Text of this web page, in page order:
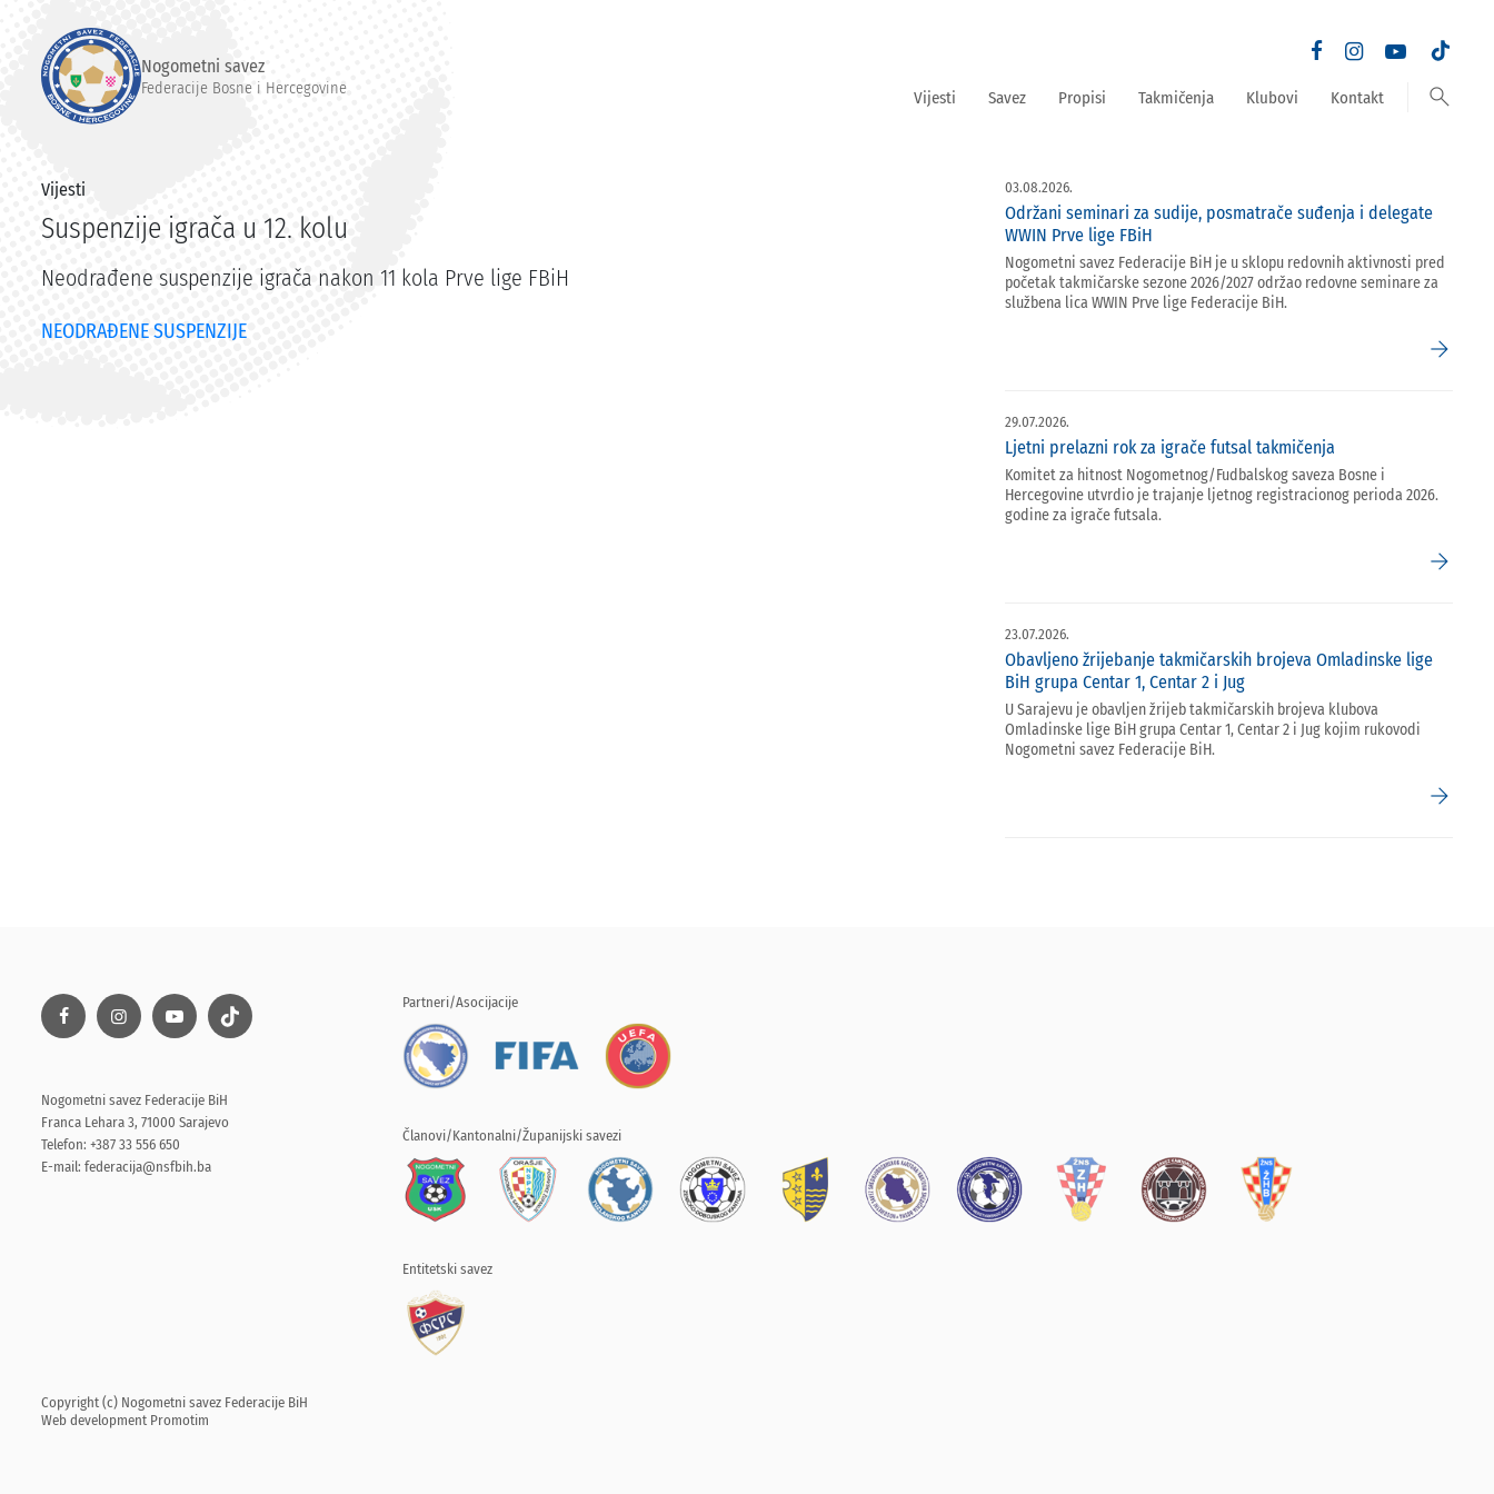
Nogometni savez
Federacije Bosne i Hercegovine Vijesti Savez Propisi Takmičenja Klubovi Kontakt search
Vijesti
Suspenzije igrača u 12. kolu
Neodrađene suspenzije igrača nakon 11 kola Prve lige FBiH
NEODRAĐENE SUSPENZIJE
03.08.2026.
Održani seminari za sudije, posmatrače suđenja i delegate
WWIN Prve lige FBiH
Nogometni savez Federacije BiH je u sklopu redovnih aktivnosti pred
početak takmičarske sezone 2026/2027 održao redovne seminare za
službena lica WWIN Prve lige Federacije BiH.
arrow_forward
29.07.2026.
Ljetni prelazni rok za igrače futsal takmičenja
Komitet za hitnost Nogometnog/Fudbalskog saveza Bosne i
Hercegovine utvrdio je trajanje ljetnog registracionog perioda 2026.
godine za igrače futsala.
arrow_forward
23.07.2026.
Obavljeno žrijebanje takmičarskih brojeva Omladinske lige
BiH grupa Centar 1, Centar 2 i Jug
U Sarajevu je obavljen žrijeb takmičarskih brojeva klubova
Omladinske lige BiH grupa Centar 1, Centar 2 i Jug kojim rukovodi
Nogometni savez Federacije BiH.
arrow_forward
Nogometni savez Federacije BiH
Franca Lehara 3, 71000 Sarajevo
Telefon: +387 33 556 650
E-mail: federacija@nsfbih.ba
Partneri/Asocijacije
Članovi/Kantonalni/Županijski savezi
Entitetski savez
Copyright (c) Nogometni savez Federacije BiH
Web development Promotim